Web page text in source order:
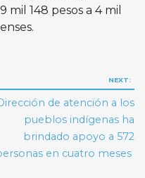
148 pesos a 4 mil
NEXT:
de atención a los
pueblos indígenas ha
brindado apoyo a 572
en cuatro meses